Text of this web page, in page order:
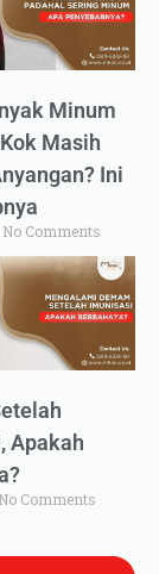
Minum
Masih
Ini
No Comments
Apakah
No Comments